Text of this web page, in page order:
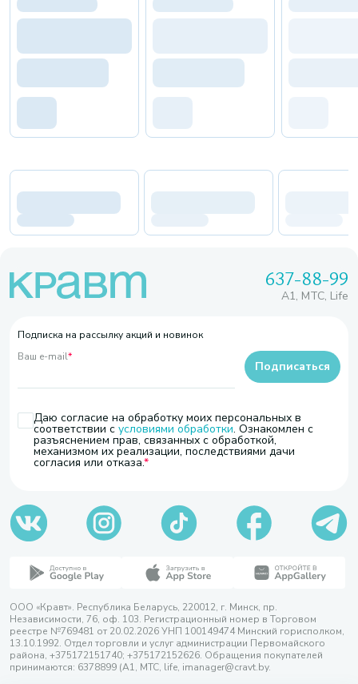
637-88-99
A1, МТС, Life
Подписка на рассылку акций и новинок
Ваш e-mail*
Даю согласие на обработку моих персональных в
соответствии с условиями обработки. Ознакомлен с
разъяснением прав, связанных с обработкой,
механизмом их реализации, последствиями дачи
согласия или отказа.
Подписаться
ООО «Кравт». Республика Беларусь, 220012, г. Минск, пр.
Независимости, 76, оф. 103. Регистрационный номер в Торговом
реестре №769481 от 20.02.2026 УНП 100149474 Минский горисполком,
13.10.1992. Отдел торговли и услуг администрации Первомайского
района, +375172151740; +375172152626. Обращения покупателей
принимаются: 6378899 (А1, МТС, life, imanager@cravt.by.